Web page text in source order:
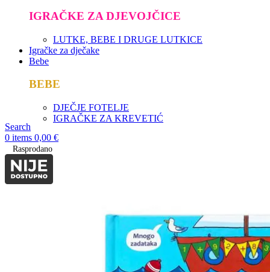
IGRAČKE ZA DJEVOJČICE
LUTKE, BEBE I DRUGE LUTKICE
Igračke za dječake
Bebe
BEBE
DJEČJE FOTELJE
IGRAČKE ZA KREVETIĆ
Search
0 items 0,00 €
Rasprodano